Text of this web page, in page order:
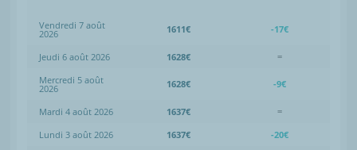
Vendredi 7 août
2026 1611€ -17€
Jeudi 6 août 2026 1628€
=
Mercredi 5 août
2026 1628€ -9€
Mardi 4 août 2026 1637€
=
Lundi 3 août 2026
1637€
-20€